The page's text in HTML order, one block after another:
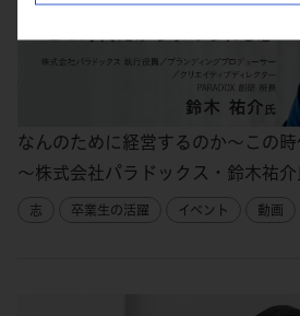
なんのために経営するのか～この
～株式会社パラドックス・鈴木祐介
志 卒業生の活躍 イベント 動画